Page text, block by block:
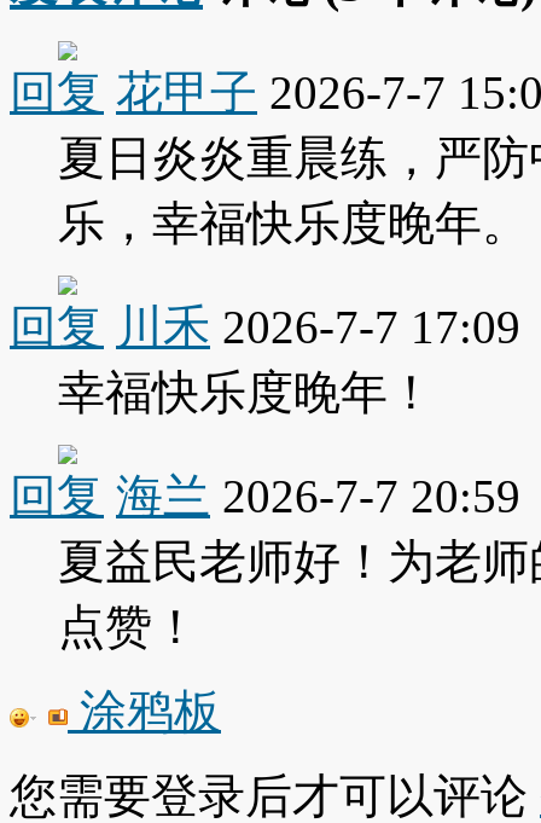
回复 花甲子 2026-7-7
夏日炎炎重晨练，严
乐，幸福快乐度晚年。
回复 川禾 2026-7-7 17:09
幸福快乐度晚年！
回复 海兰 2026-7-7 20:59
夏益民老师好！为老
点赞！
涂鸦板
您需要登录后才可以评论